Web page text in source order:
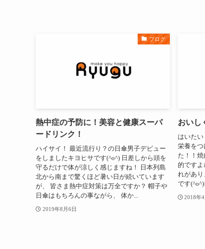
ブログ
熱中症の予防に！美容と健康スーパ
ードリンク！
ハイサイ！ 最近流行り？の日傘男子デビュー
をしましたキヨヒサです(^o^) 日差しから頭を
守るだけで体が涼しく感じますね！ 日本列島
北から南まで驚くほど暑い日が続いています
が、 皆さま熱中症対策は万全ですか？ 帽子や
日傘はもちろんの事ながら、 体か...
2019年8月6日
おいし
はいたい
栄養をつ
た！！
的です
れがあ
です
2018年